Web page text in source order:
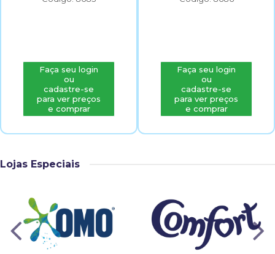
Faça seu login
ou
cadastre-se
para ver preços
e comprar
Faça seu login
ou
cadastre-se
para ver preços
e comprar
Lojas Especiais